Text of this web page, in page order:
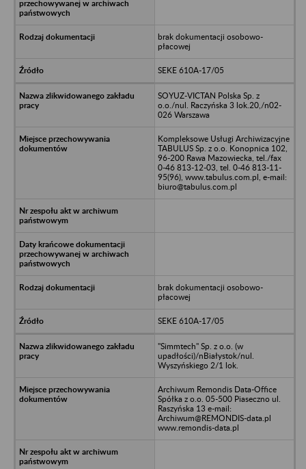
brak dokumentacji osobowo-
płacowej
SEKE 610A-17/05
SOYUZ-VICTAN Polska Sp. z
o.o./nul. Raczyńska 3 lok.20,/n02-
026 Warszawa
Kompleksowe Usługi Archiwizacyjne
TABULUS Sp. z o.o. Konopnica 102,
96-200 Rawa Mazowiecka, tel./fax
0-46 813-12-03, tel. 0-46 813-11-
95(96), www.tabulus.com.pl, e-mail:
biuro@tabulus.com.pl
brak dokumentacji osobowo-
płacowej
SEKE 610A-17/05
"Simmtech" Sp. z o.o. (w
upadłości)/nBiałystok/nul.
Wyszyńskiego 2/1 lok.
Archiwum Remondis Data-Office
Spółka z o.o. 05-500 Piaseczno ul.
Raszyńska 13 e-mail:
Archiwum@REMONDIS-data.pl
www.remondis-data.pl